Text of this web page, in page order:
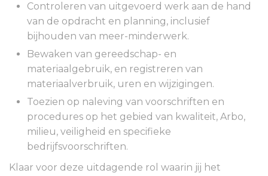
Controleren van uitgevoerd werk aan de hand
van de opdracht en planning, inclusief
bijhouden van meer-minderwerk.
Bewaken van gereedschap- en
materiaalgebruik, en registreren van
materiaalverbruik, uren en wijzigingen.
Toezien op naleving van voorschriften en
procedures op het gebied van kwaliteit, Arbo,
milieu, veiligheid en specifieke
bedrijfsvoorschriften.
Klaar voor deze uitdagende rol waarin jij het